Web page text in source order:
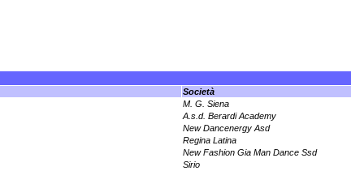
Società
M. G. Siena
A.s.d. Berardi Academy
New Dancenergy Asd
Regina Latina
New Fashion Gia Man Dance Ssd
Sirio